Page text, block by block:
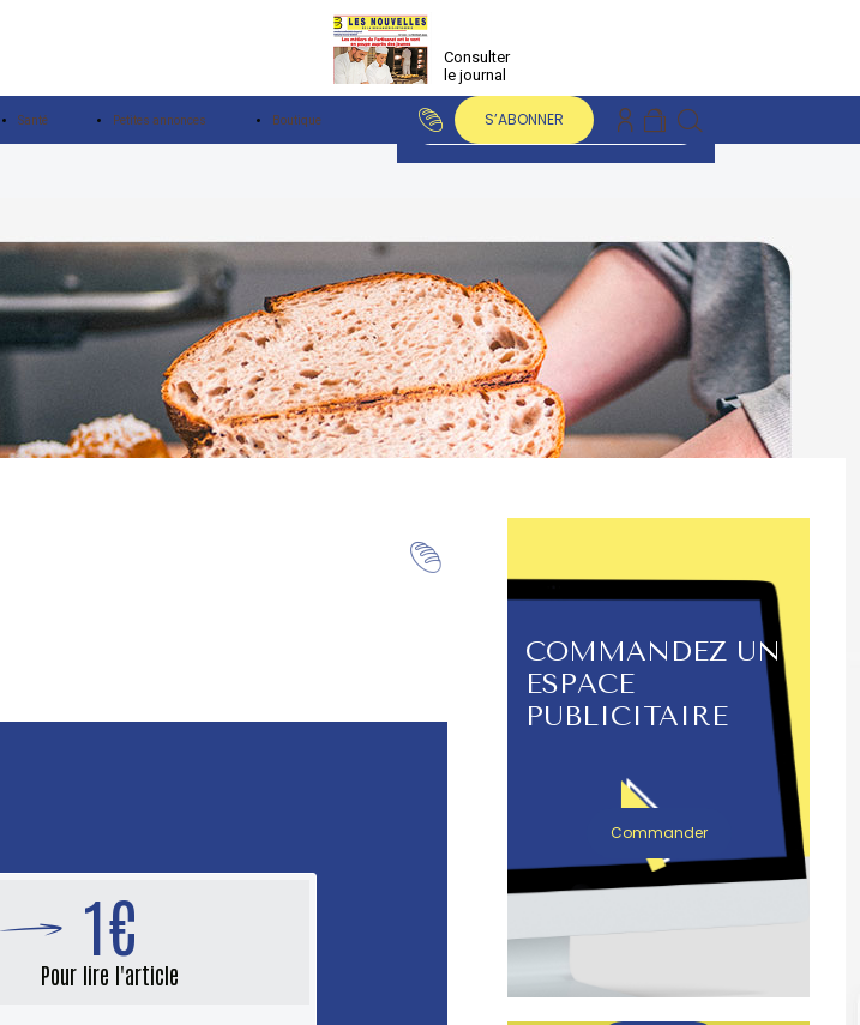
Consulter
le journal
Santé Petites annonces Boutique S’ABONNER
1€
Pour lire l'article
COMMANDEZ UN
ESPACE
PUBLICITAIRE
Commander